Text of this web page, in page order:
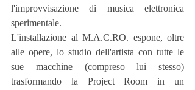
l'improvvisazione di musica elettronica
sperimentale.
L'installazione al M.A.C.RO. espone, oltre
alle opere, lo studio dell'artista con tutte le
sue macchine (compreso lui stesso)
trasformando la Project Room in un